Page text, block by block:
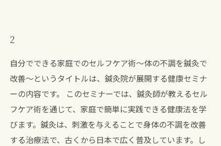
2
自分でできる家庭でのセルフケア術～体の不調を鍼灸で
改善～というタイトルは、鍼灸院が展開する健康セミナ
ーの内容です。 このセミナーでは、鍼灸師が教えるセル
フケア術を通じて、家庭で簡単に実践できる健康法を学
びます。鍼灸は、刺激を与えることで身体の不調を改善
する治療法で、古くから日本で広く普及しています。し